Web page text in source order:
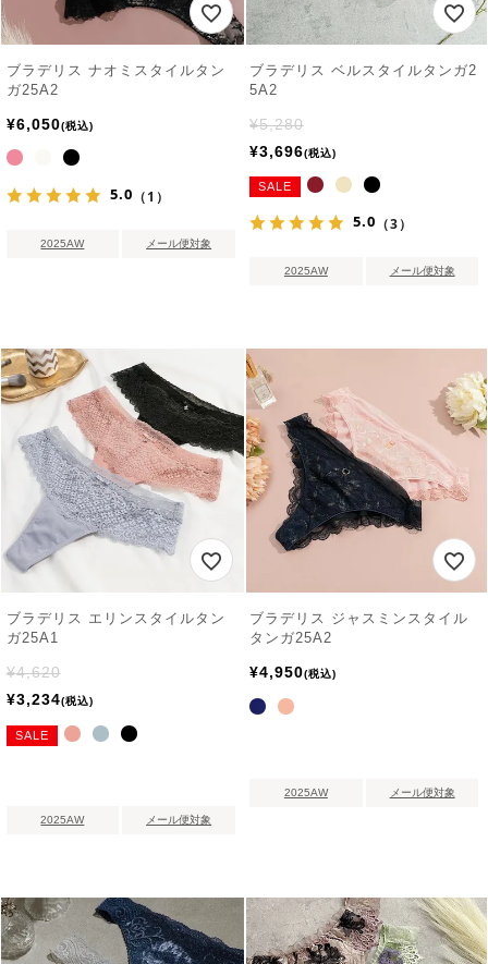
ブラデリス ナオミスタイルタン
ガ25A2
¥6,050 税込
5.0 （1）
2025AW メール便対象
ブラデリス ベルスタイルタンガ2
5A2
¥5,280
¥3,696 税込
SALE
5.0 （3）
2025AW メール便対象
ブラデリス エリンスタイルタン
ガ25A1
¥4,620
¥3,234 税込
SALE
2025AW メール便対象
ブラデリス ジャスミンスタイル
タンガ25A2
¥4,950 税込
2025AW メール便対象